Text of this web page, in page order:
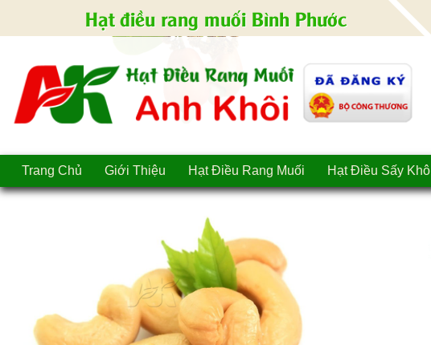
Hạt điều rang muối Bình Phước
Trang Chủ Giới Thiệu Hạt Điều Rang Muối Hạt Điều Sấy Khô